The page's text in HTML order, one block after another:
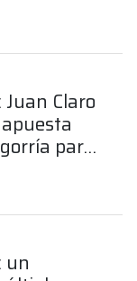
Claro
para
un